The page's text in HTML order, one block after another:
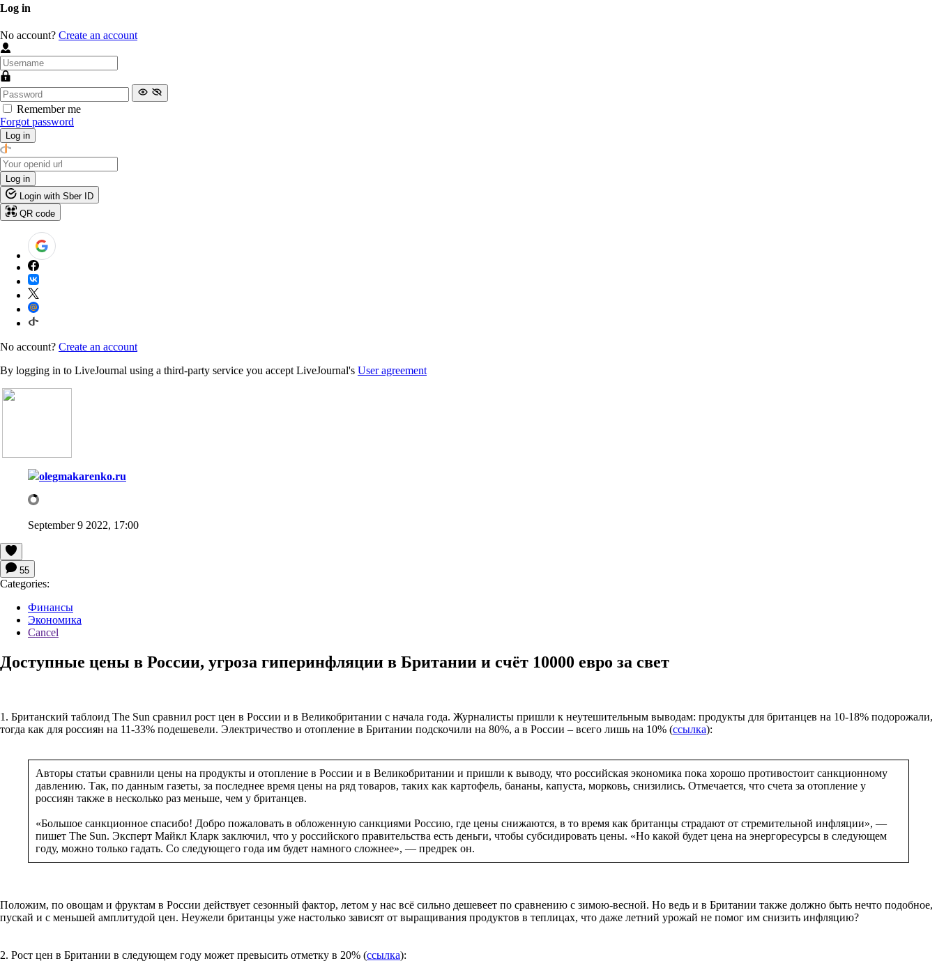
Log in
No account? Create an account
Remember me
Forgot password
Log in
Log in
Login with Sber ID
QR code
No account? Create an account
By logging in to LiveJournal using a third-party service you accept LiveJournal's User agreement
olegmakarenko.ru
September 9 2022, 17:00
55
Categories:
Финансы
Экономика
Cancel
Доступные цены в России, угроза гиперинфляции в Британии и счёт 10000 евро за свет
1. Британский таблоид The Sun сравнил рост цен в России и в Великобритании с начала года. Журналисты пришли к неутешительным выводам: продукты для британцев на 10-18% подорожали,
тогда как для россиян на 11-33% подешевели. Электричество и отопление в Британии подскочили на 80%, а в России – всего лишь на 10% (ссылка):
Авторы статьи сравнили цены на продукты и отопление в России и в Великобритании и пришли к выводу, что российская экономика пока хорошо противостоит санкционному
давлению. Так, по данным газеты, за последнее время цены на ряд товаров, таких как картофель, бананы, капуста, морковь, снизились. Отмечается, что счета за отопление у
россиян также в несколько раз меньше, чем у британцев.
«Большое санкционное спасибо! Добро пожаловать в обложенную санкциями Россию, где цены снижаются, в то время как британцы страдают от стремительной инфляции», —
пишет The Sun. Эксперт Майкл Кларк заключил, что у российского правительства есть деньги, чтобы субсидировать цены. «Но какой будет цена на энергоресурсы в следующем
году, можно только гадать. Со следующего года им будет намного сложнее», — предрек он.
Положим, по овощам и фруктам в России действует сезонный фактор, летом у нас всё сильно дешевеет по сравнению с зимою-весной. Но ведь и в Британии также должно быть нечто подобное,
пускай и с меньшей амплитудой цен. Неужели британцы уже настолько зависят от выращивания продуктов в теплицах, что даже летний урожай не помог им снизить инфляцию?
2. Рост цен в Британии в следующем году может превысить отметку в 20% (ссылка):